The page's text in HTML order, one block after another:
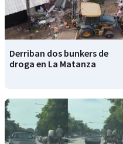
Derriban dos bunkers de
droga en La Matanza